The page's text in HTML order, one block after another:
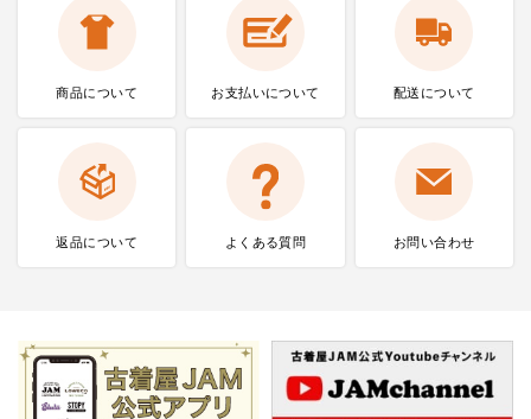
商品について お支払いについて 配送について
返品について よくある質問 お問い合わせ